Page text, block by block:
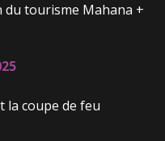
du tourisme Mahana +
la coupe de feu